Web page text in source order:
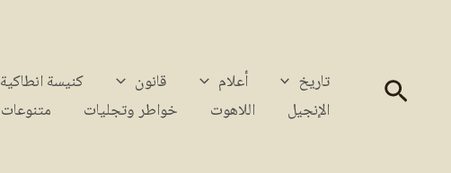
البحث تاريخ أعلام قانون كنيسة انطاكية
الإنجيل
اللاهوت خواطر وتجليات متنوعات